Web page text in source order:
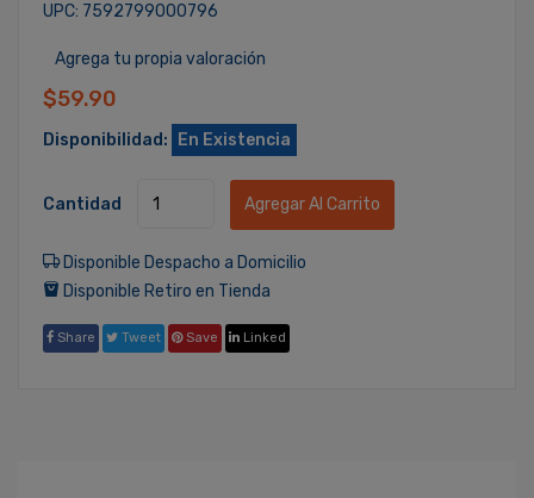
UPC: 7592799000796
Agrega tu propia valoración
$59.90
Disponibilidad: En Existencia
Cantidad Agregar Al Carrito
Disponible Despacho a Domicilio
Disponible Retiro en Tienda
Share Tweet Save Linked